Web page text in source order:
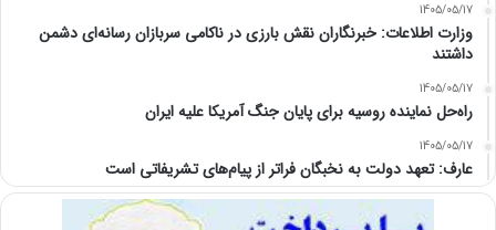
1405/05/17
وزارت اطلاعات: خبرنگاران نقش بارزی در ناکامی سربازان رسانه‌ای دشمن
داشتند
1405/05/17
راه‌حل نماینده روسیه برای پایان جنگ آمریکا علیه ایران
1405/05/17
عارف: تعهد دولت به نخبگان فراتر از پیام‎‌های تشریفاتی است